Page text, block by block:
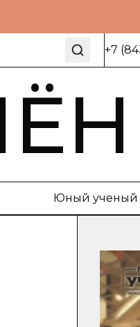
+7
Юный ученый